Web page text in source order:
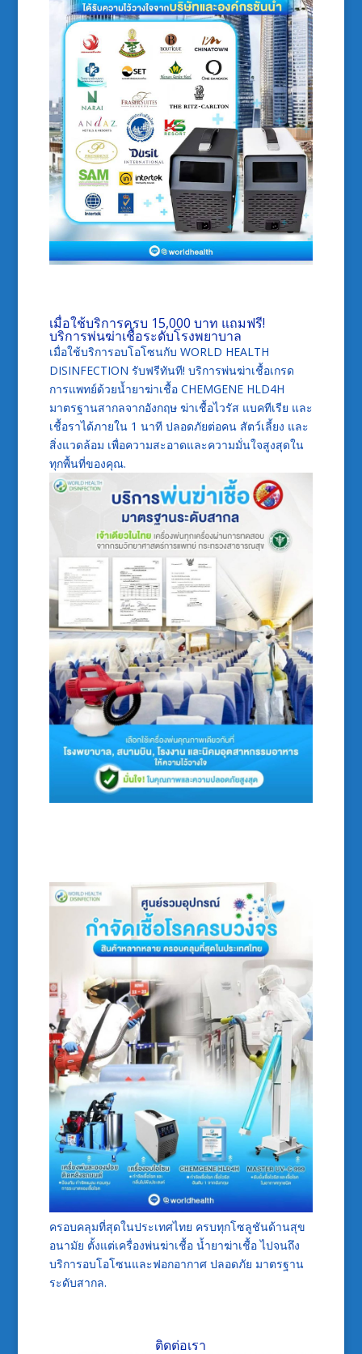
เมื่อใช้บริการครบ 15,000 บาท แถมฟรี!
บริการพ่นฆ่าเชื้อระดับโรงพยาบาล
เมื่อใช้บริการอบโอโซนกับ WORLD HEALTH
DISINFECTION รับฟรีทันที! บริการพ่นฆ่าเชื้อเกรด
การแพทย์ด้วยน้ำยาฆ่าเชื้อ CHEMGENE HLD4H
มาตรฐานสากลจากอังกฤษ ฆ่าเชื้อไวรัส แบคทีเรีย และ
เชื้อราได้ภายใน 1 นาที ปลอดภัยต่อคน สัตว์เลี้ยง และ
สิ่งแวดล้อม เพื่อความสะอาดและความมั่นใจสูงสุดใน
ทุกพื้นที่ของคุณ.
ครอบคลุมที่สุดในประเทศไทย ครบทุกโซลูชันด้านสุข
อนามัย ตั้งแต่เครื่องพ่นฆ่าเชื้อ น้ำยาฆ่าเชื้อ ไปจนถึง
บริการอบโอโซนและฟอกอากาศ ปลอดภัย มาตรฐาน
ระดับสากล.
ติดต่อเรา